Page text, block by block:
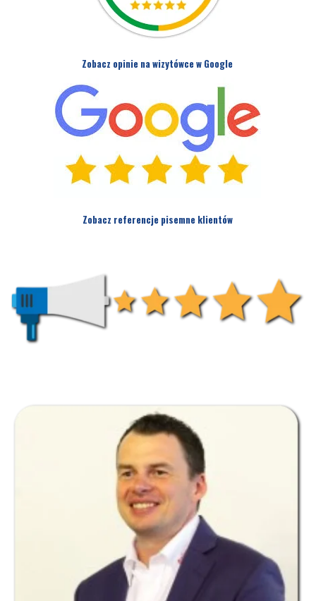
Zobacz opinie na wizytówce w Google
Zobacz referencje pisemne klientów